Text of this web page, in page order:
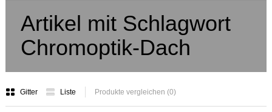
Artikel mit Schlagwort
Chromoptik-Dach
Gitter Liste Produkte vergleichen (0)